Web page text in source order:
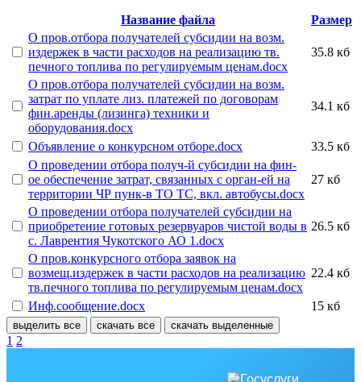
Название файла
Размер
О пров.отбора получателей субсидии на возм.
издержек в части расходов на реализацию тв.
печного топлива по регулируемым ценам.docx
35.8 кб
О пров.отбора получателей субсидии на возм.
затрат по уплате лиз. платежей по договорам
фин.аренды (лизинга) техники и
оборудования.docx
34.1 кб
Объявление о конкурсном отборе.docx
33.5 кб
О проведении отбора получ-й субсидии на фин-
ое обеспечение затрат, связанных с орган-ей на
территории ЧР пунк-в ТО ТС, вкл. автобусы.docx
27 кб
О проведении отбора получателей субсидии на
приобретение готовых резервуаров чистой воды в
с. Лаврентия Чукотского АО 1.docx
26.5 кб
О пров.конкурсного отбора заявок на
возмещ.издержек в части расходов на реализацию
тв.печного топлива по регулируемым ценам.docx
22.4 кб
Инф.сообщение.docx 15 кб
выделить все скачать все скачать выделенные
1 2